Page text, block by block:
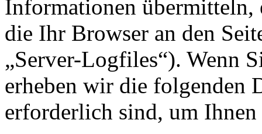
Informationen übermitteln,
die Ihr Browser an den
„Server-Logfiles“). Wenn
erheben wir die folgenden
erforderlich sind, um Ihnen